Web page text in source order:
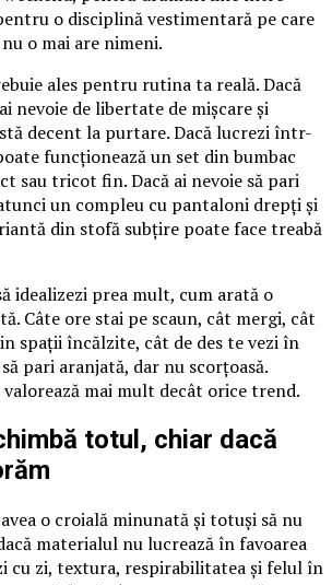
o disciplină vestimentară pe care
o mai are nimeni.
ales pentru rutina ta reală. Dacă
nevoie de libertate de mișcare și
decent la purtare. Dacă lucrezi într-
funcționează un set din bumbac
sau tricot fin. Dacă ai nevoie să pari
un compleu cu pantaloni drepți și
din stofă subțire poate face treabă
idealizezi prea mult, cum arată o
Câte ore stai pe scaun, cât mergi, cât
spații încălzite, cât de des te vezi în
pari aranjată, dar nu scorțoasă.
valorează mai mult decât orice trend.
totul, chiar dacă
o croială minunată și totuși să nu
materialul nu lucrează în favoarea
cu zi, textura, respirabilitatea și felul în